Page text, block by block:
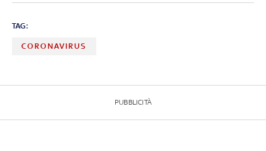
TAG:
CORONAVIRUS
PUBBLICITÀ